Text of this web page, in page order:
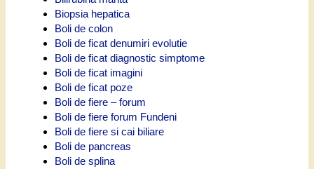
Biopsia hepatica
Boli de colon
Boli de ficat denumiri evolutie
Boli de ficat diagnostic simptome
Boli de ficat imagini
Boli de ficat poze
Boli de fiere – forum
Boli de fiere forum Fundeni
Boli de fiere si cai biliare
Boli de pancreas
Boli de splina